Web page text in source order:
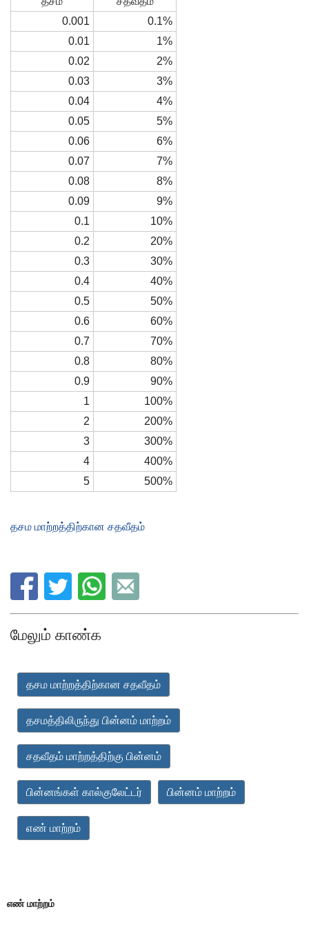
0.001
0.1%
0.01
1%
0.02
2%
0.03
3%
0.04
4%
0.05
5%
0.06
6%
0.07
7%
0.08
8%
0.09
9%
0.1
10%
0.2
20%
0.3
30%
0.4
40%
0.5
50%
0.6
60%
0.7
70%
0.8
80%
0.9
90%
1
100%
2
200%
3
300%
4
400%
5
500%
தசம மாற்றத்திற்கான சதவீதம்
மேலும் காண்க
தசம மாற்றத்திற்கான சதவீதம்
தசமத்திலிருந்து பின்னம் மாற்றம்
சதவீதம் மாற்றத்திற்கு பின்னம்
பின்னங்கள் கால்குலேட்டர் பின்னம் மாற்றம்
எண் மாற்றம்
எண் மாற்றம்